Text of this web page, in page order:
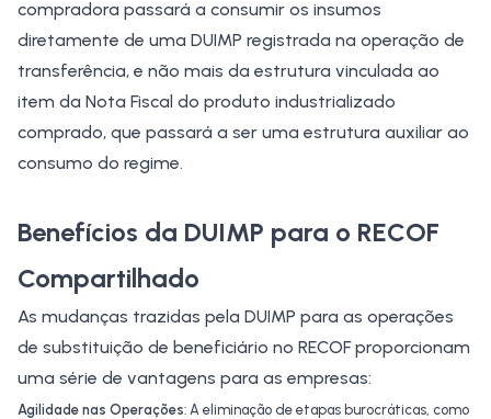
compradora passará a consumir os insumos
diretamente de uma DUIMP registrada na operação de
transferência, e não mais da estrutura vinculada ao
item da Nota Fiscal do produto industrializado
comprado, que passará a ser uma estrutura auxiliar ao
consumo do regime.
Benefícios da DUIMP para o RECOF
Compartilhado
As mudanças trazidas pela DUIMP para as operações
de substituição de beneficiário no RECOF proporcionam
uma série de vantagens para as empresas:​
Agilidade nas Operações: A eliminação de etapas burocráticas, como